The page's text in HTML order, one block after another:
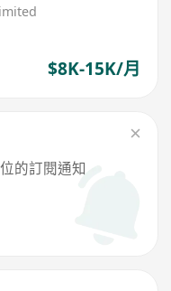
$8K-15K/月
的訂閱通知